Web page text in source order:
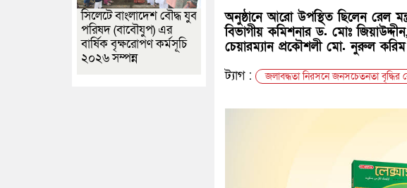
অনুষ্ঠানে আরো উপস্থিত ছিলেন রেল
বিভাগীয় কমিশনার ড. মোঃ
চেয়ারম্যান প্রকৌশলী মো. নুরুল করিম ও
ট্যাগ :
জলাবদ্ধতা নিরসনে জনসচেতনতা
সিলেটে বাংলাদেশ বৌদ্ধ যুব
পরিষদ (বাবৌযুপ) এর
বার্ষিক বৃক্ষরোপণ কর্মসূচি
২০২৬ সম্পন্ন